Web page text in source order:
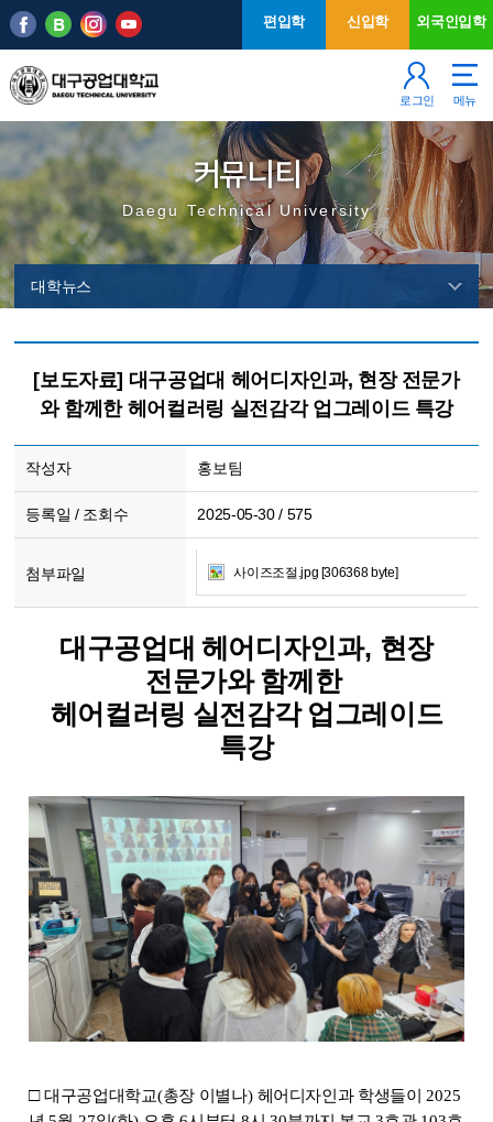
주메뉴
본문 바로가기
편입학 신입학 외국인입학
로그인 메뉴
커뮤니티
Daegu Technical University
대학뉴스
[보도자료] 대구공업대 헤어디자인과, 현장 전문가
와 함께한 헤어컬러링 실전감각 업그레이드 특강
작성자 홍보팀
등록일 / 조회수 2025-05-30 / 575
첨부파일 사이즈조절.jpg [306368 byte]
대구공업대 헤어디자인과, 현장
전문가와 함께한
헤어컬러링 실전감각 업그레이드
특강
□대구공업대학교(총장 이별나) 헤어디자인과 학생들이 2025